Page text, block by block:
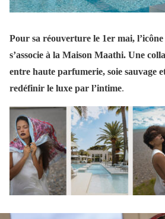
Pour sa réouverture le 1er mai,
s’associe à la Maison Maathi. Une
entre haute parfumerie, soie sauvage
redéfinir le luxe par l’intime.